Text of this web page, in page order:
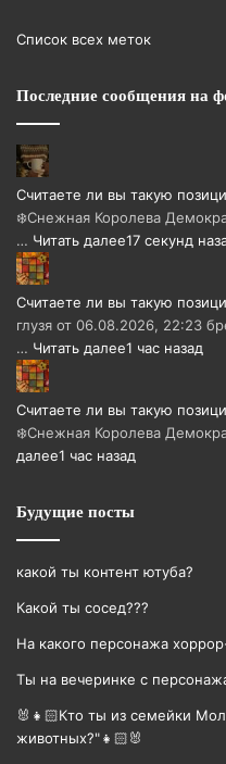
Список всех меток
Последние сообщения на
Считаете ли вы такую
❄️Снежная Королева
… Читать далее17 секунд
Считаете ли вы такую
глузя от 06.08.2026, 22:23
… Читать далее1 час назад
Считаете ли вы такую
❄️Снежная Королева
далее1 час назад
Будущие посты
какой ты контент ютуба?
Какой ты сосед???
На какого персонажа
Ты на вечеринке с
🐰👧🏻Кто ты из семейки
животных?"👧🏻🐰